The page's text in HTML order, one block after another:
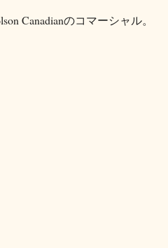
Canadianのコマーシャル。